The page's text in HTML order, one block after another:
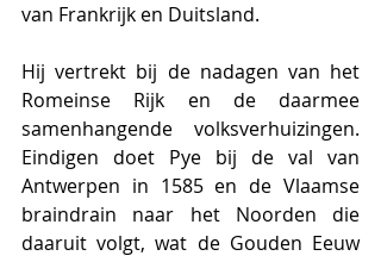
van Frankrijk en Duitsland.
Hij vertrekt bij de nadagen van het
Romeinse Rijk en de daarmee
samenhangende volksverhuizingen.
Eindigen doet Pye bij de val van
Antwerpen in 1585 en de Vlaamse
braindrain naar het Noorden die
daaruit volgt, wat de Gouden Eeuw